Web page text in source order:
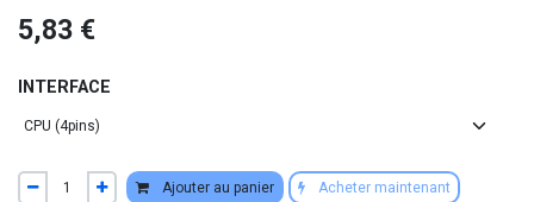
5,83 €
INTERFACE
Ajouter au panier Acheter maintenant